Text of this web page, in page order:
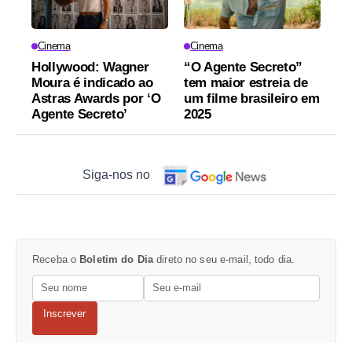
Cinema
Hollywood: Wagner
Moura é indicado ao
Astras Awards por ‘O
Agente Secreto’
Cinema
“O Agente Secreto”
tem maior estreia de
um filme brasileiro em
2025
Siga-nos no
Receba o Boletim do Diadireto no seu e-mail, todo dia.
Inscrever